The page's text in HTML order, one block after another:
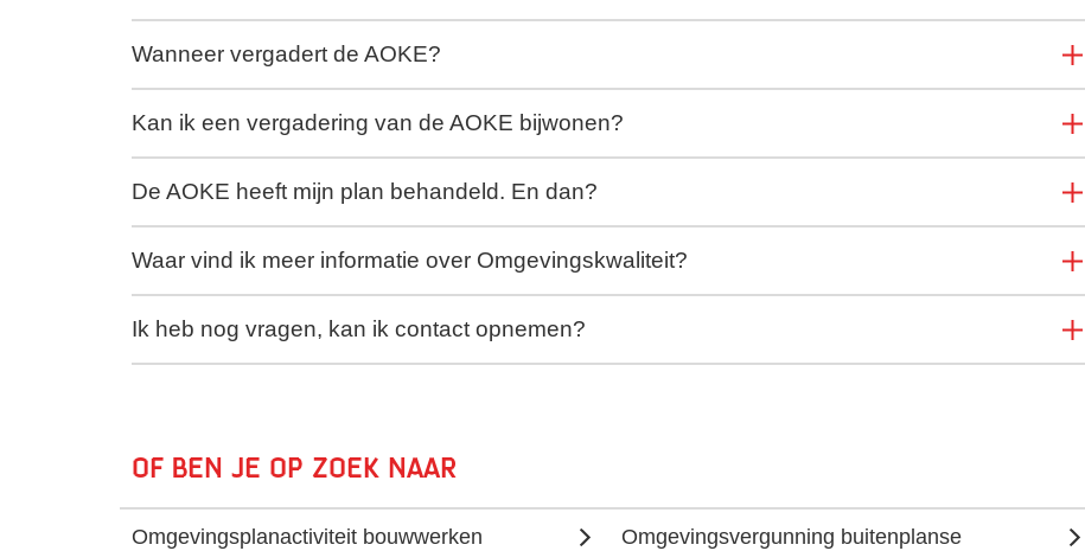
Wanneer vergadert de AOKE?
Kan ik een vergadering van de AOKE bijwonen?
De AOKE heeft mijn plan behandeld. En dan?
Waar vind ik meer informatie over Omgevingskwaliteit?
Ik heb nog vragen, kan ik contact opnemen?
Of ben je op zoek naar
Omgevingsplanactiviteit bouwwerken
Omgevingsvergunning buitenplanse